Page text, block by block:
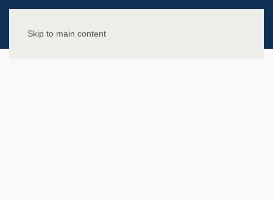
Skip to main content